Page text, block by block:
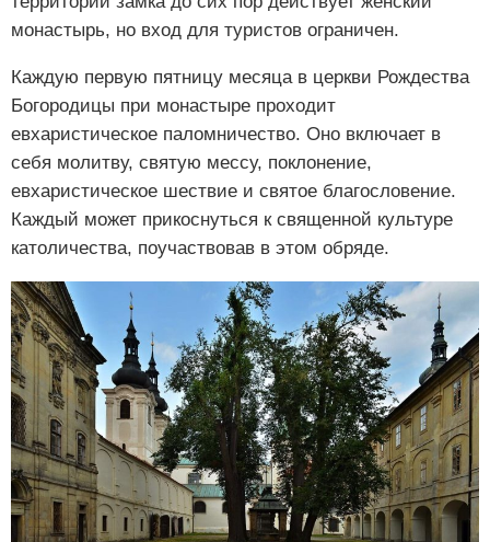
монастырь, но вход для туристов ограничен.
Каждую первую пятницу месяца в церкви Рождества
Богородицы при монастыре проходит
евхаристическое паломничество. Оно включает в
себя молитву, святую мессу, поклонение,
евхаристическое шествие и святое благословение.
Каждый может прикоснуться к священной культуре
католичества, поучаствовав в этом обряде.